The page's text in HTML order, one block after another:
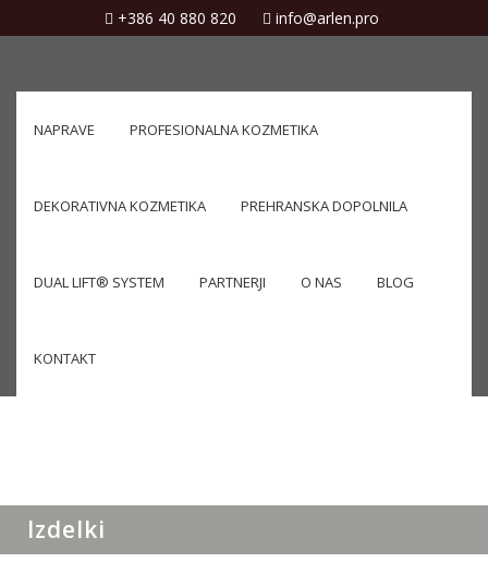
+386 40 880 820 info@arlen.pro
NAPRAVE PROFESIONALNA KOZMETIKA
DEKORATIVNA KOZMETIKA PREHRANSKA DOPOLNILA
DUAL LIFT® SYSTEM PARTNERJI O NAS BLOG
KONTAKT
Izdelki